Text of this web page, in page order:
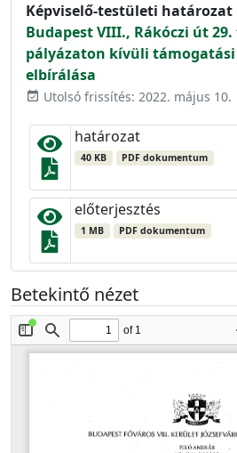
Képviselő-testületi határozat
Budapest VIII., Rákóczi út
pályázaton kívüli
elbírálása
event_available Utolsó frissítés: 2022. május 10.
határozat
40 KB PDF dokumentum
előterjesztés
1 MB PDF dokumentum
Betekintő nézet